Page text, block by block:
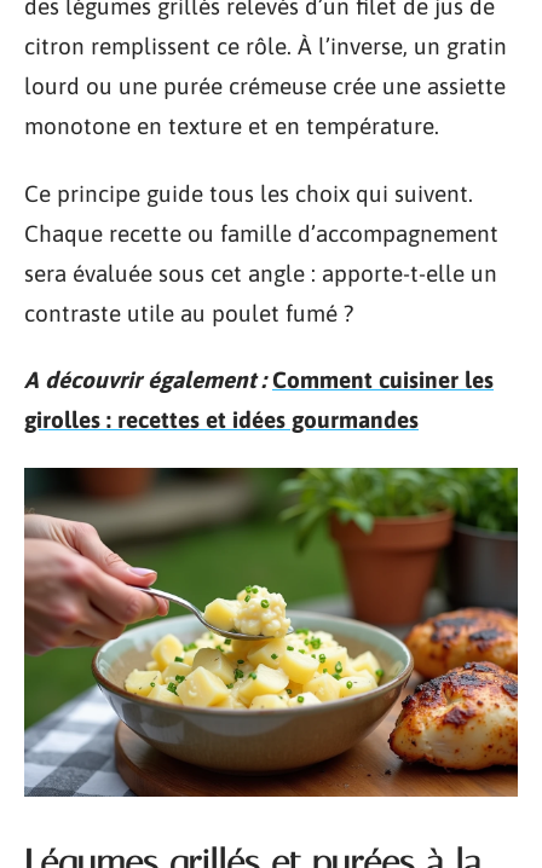
des légumes grillés relevés d’un filet de jus de
citron remplissent ce rôle. À l’inverse, un gratin
lourd ou une purée crémeuse crée une assiette
monotone en texture et en température.
Ce principe guide tous les choix qui suivent.
Chaque recette ou famille d’accompagnement
sera évaluée sous cet angle : apporte-t-elle un
contraste utile au poulet fumé ?
A découvrir également : Comment cuisiner les
girolles : recettes et idées gourmandes